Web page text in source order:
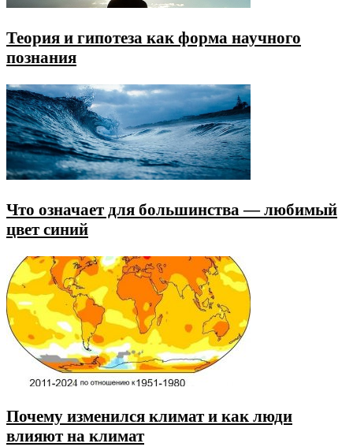
Теория и гипотеза как форма научного
познания
Что означает для большинства — любимый
цвет синий
Почему изменился климат и как люди
влияют на климат